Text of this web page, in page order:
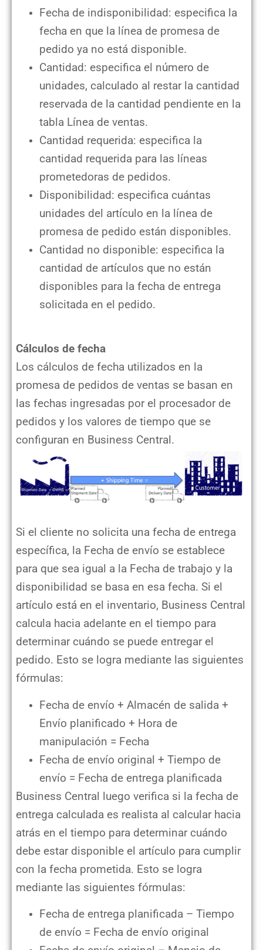
Fecha de indisponibilidad: especifica la
fecha en que la línea de promesa de
pedido ya no está disponible.
Cantidad: especifica el número de
unidades, calculado al restar la cantidad
reservada de la cantidad pendiente en la
tabla Línea de ventas.
Cantidad requerida: especifica la
cantidad requerida para las líneas
prometedoras de pedidos.
Disponibilidad: especifica cuántas
unidades del artículo en la línea de
promesa de pedido están disponibles.
Cantidad no disponible: especifica la
cantidad de artículos que no están
disponibles para la fecha de entrega
solicitada en el pedido.
Cálculos de fecha
Los cálculos de fecha utilizados en la
promesa de pedidos de ventas se basan en
las fechas ingresadas por el procesador de
pedidos y los valores de tiempo que se
configuran en Business Central.
Si el cliente no solicita una fecha de entrega
específica, la Fecha de envío se establece
para que sea igual a la Fecha de trabajo y la
disponibilidad se basa en esa fecha. Si el
artículo está en el inventario, Business Central
calcula hacia adelante en el tiempo para
determinar cuándo se puede entregar el
pedido. Esto se logra mediante las siguientes
fórmulas:
Fecha de envío + Almacén de salida +
Envío planificado + Hora de
manipulación = Fecha
Fecha de envío original + Tiempo de
envío = Fecha de entrega planificada
Business Central luego verifica si la fecha de
entrega calculada es realista al calcular hacia
atrás en el tiempo para determinar cuándo
debe estar disponible el artículo para cumplir
con la fecha prometida. Esto se logra
mediante las siguientes fórmulas:
Fecha de entrega planificada – Tiempo
de envío = Fecha de envío original